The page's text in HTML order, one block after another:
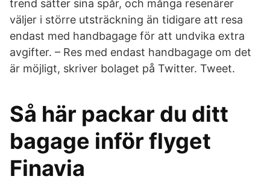
trend sätter sina spår, och många resenärer
väljer i större utsträckning än tidigare att resa
endast med handbagage för att undvika extra
avgifter. – Res med endast handbagage om det
är möjligt, skriver bolaget på Twitter. Tweet.
Så här packar du ditt
bagage inför flyget
Finavia